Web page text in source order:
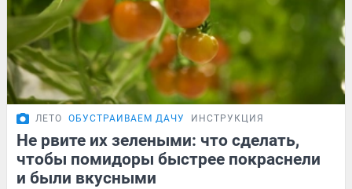
ЛЕТО ОБУСТРАИВАЕМ ДАЧУ ИНСТРУКЦИЯ
Не рвите их зелеными: что сделать,
чтобы помидоры быстрее покраснели
и были вкусными